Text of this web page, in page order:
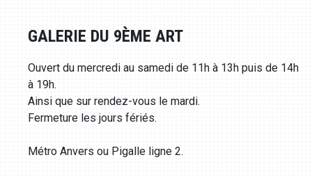
GALERIE DU 9ÈME ART
Ouvert du mercredi au samedi de 11h à 13h puis de 14h
à 19h.
Ainsi que sur rendez-vous le mardi.
Fermeture les jours fériés.
Métro Anvers ou Pigalle ligne 2.